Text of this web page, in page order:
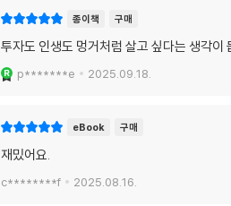
종이책 구매
투자도 인생도 멍거처럼 살고 싶다는 생각이
p*******e 2025.09.18.
eBook 구매
재밌어요.
c********f 2025.08.16.